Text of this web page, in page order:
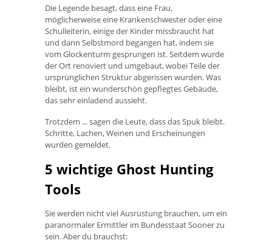
Die Legende besagt, dass eine Frau,
möglicherweise eine Krankenschwester oder eine
Schulleiterin, einige der Kinder missbraucht hat
und dann Selbstmord begangen hat, indem sie
vom Glockenturm gesprungen ist. Seitdem wurde
der Ort renoviert und umgebaut, wobei Teile der
ursprünglichen Struktur abgerissen wurden. Was
bleibt, ist ein wunderschön gepflegtes Gebäude,
das sehr einladend aussieht.
Trotzdem ... sagen die Leute, dass das Spuk bleibt.
Schritte, Lachen, Weinen und Erscheinungen
wurden gemeldet.
5 wichtige Ghost Hunting
Tools
Sie werden nicht viel Ausrüstung brauchen, um ein
paranormaler Ermittler im Bundesstaat Sooner zu
sein. Aber du brauchst: